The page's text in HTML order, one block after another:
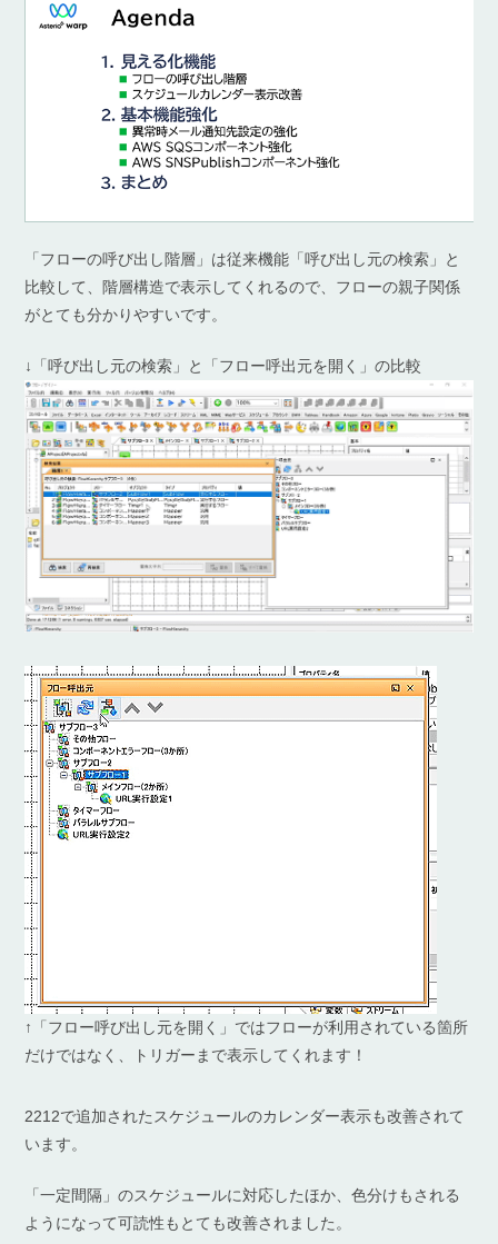
「フローの呼び出し階層」は従来機能「呼び出し元の検索」と
比較して、階層構造で表示してくれるので、フローの親子関係
がとても分かりやすいです。
↓「呼び出し元の検索」と「フロー呼出元を開く」の比較
↑「フロー呼び出し元を開く」ではフローが利用されている箇所
だけではなく、トリガーまで表示してくれます！
2212で追加されたスケジュールのカレンダー表示も改善されて
います。
「一定間隔」のスケジュールに対応したほか、色分けもされる
ようになって可読性もとても改善されました。